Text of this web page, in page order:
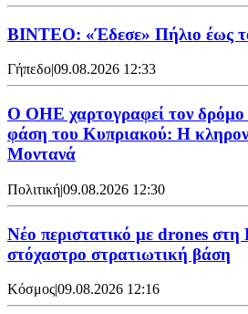
ΒΙΝΤΕΟ: «Έδεσε» Πήλιο έως
Γήπεδο|09.08.2026 12:33
Ο ΟΗΕ χαρτογραφεί τον δρόμο
φάση του Κυπριακού: Η
Μοντανά
Πολιτική|09.08.2026 12:30
Νέο περιστατικό με drones στη
στόχαστρο στρατιωτική βάση
Κόσμος|09.08.2026 12:16